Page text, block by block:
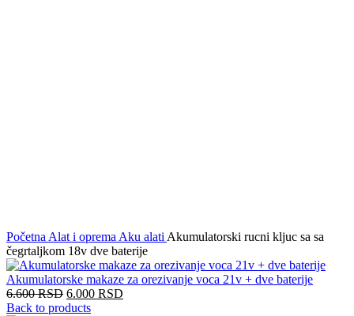
PočetnaAlat i opremaAku alatiAkumulatorski rucni kljuc sa sa
čegrtaljkom 18v dve baterije
Akumulatorske makaze za orezivanje voca 21v + dve baterije
6.600RSD 6.000 RSD
Back to products